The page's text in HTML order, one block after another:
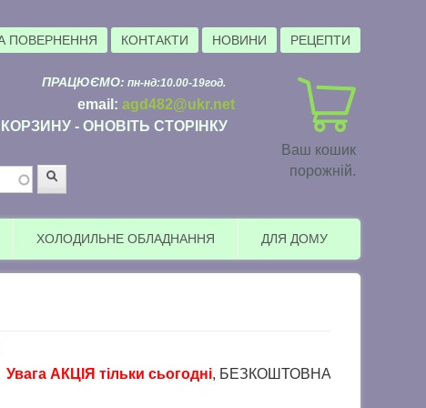
ПОВЕРНЕННЯ КОНТАКТИ НОВИНИ РЕЦЕПТИ
Ваш кошик
порожній.
ПРАЦЮЄМО: пн-нд:10.00-19год.
email: agd482@ukr.net
- ОНОВІТЬ СТОРІНКУ
ХОЛОДИЛЬНЕ ОБЛАДНАННЯ ДЛЯ ДОМУ
АКЦІЯ тільки сьогодні, БЕЗКОШТОВНА доставка в пункти